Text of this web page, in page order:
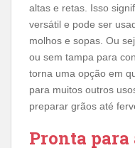
altas e retas. Isso
versátil e pode ser
molhos e sopas. Ou
ou sem tampa para
torna uma opção em
para muitos outros
preparar grãos até
Pronta